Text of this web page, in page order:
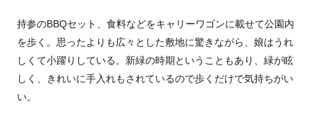
持参のBBQセット、食料などをキャリーワゴンに載せて公園内
を歩く。思ったよりも広々とした敷地に驚きながら、娘はうれ
しくて小躍りしている。新緑の時期ということもあり、緑が眩
しく、きれいに手入れもされているので歩くだけで気持ちがい
い。